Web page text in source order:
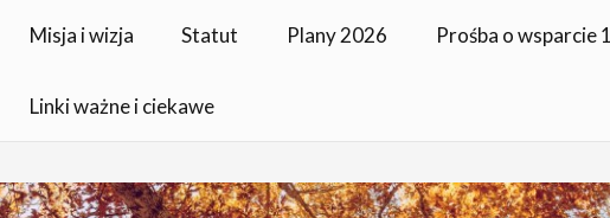
Misja i wizja Statut Plany 2026 Prośba o wsparcie
Linki ważne i ciekawe